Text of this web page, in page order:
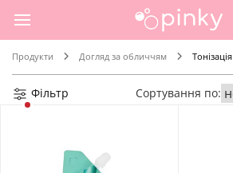
Продукти Догляд за обличчям Тонізація
Фільтр Сортування по: